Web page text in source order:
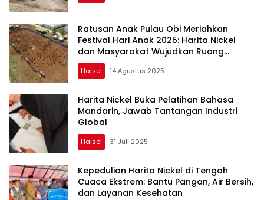
Ratusan Anak Pulau Obi Meriahkan
Festival Hari Anak 2025: Harita Nickel
dan Masyarakat Wujudkan Ruang
Ekspresi dan Kreativitas Anak di Tengah
Kawasan Industri
Halsel 14 Agustus 2025
Harita Nickel Buka Pelatihan Bahasa
Mandarin, Jawab Tantangan Industri
Global
Halsel 31 Juli 2025
Kepedulian Harita Nickel di Tengah
Cuaca Ekstrem: Bantu Pangan, Air Bersih,
dan Layanan Kesehatan